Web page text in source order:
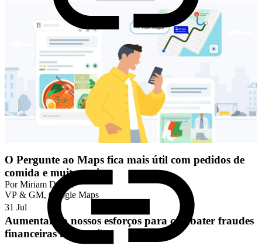
O Pergunte ao Maps fica mais útil com pedidos de
comida e muito mais
Por Miriam Daniel
VP & GM, Google Maps
31 Jul
Aumentando nossos esforços para combater fraudes
financeiras no Brasil